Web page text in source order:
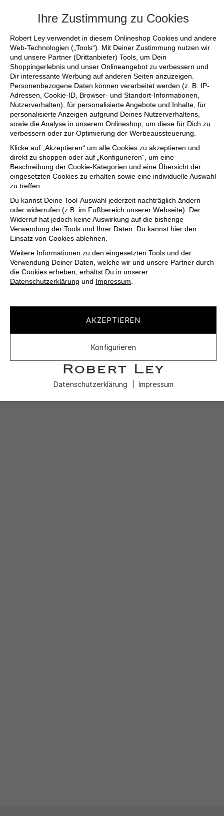
Ihre Zustimmung zu Cookies
Robert Ley verwendet in diesem Onlineshop Cookies und andere
Web-Technologien („Tools“). Mit Deiner Zustimmung nutzen wir
und unsere Partner (Drittanbieter) Tools, um Dein
Shoppingerlebnis und unser Onlineangebot zu verbessern und
Dir interessante Werbung auf anderen Seiten anzuzeigen.
Personenbezogene Daten können verarbeitet werden (z. B. IP-
Adressen, Cookie-ID, Browser- und Standort-Informationen,
Nutzerverhalten), für personalisierte Angebote und Inhalte, für
personalisierte Anzeigen aufgrund Deines Nutzerverhaltens,
sowie die Analyse in unserem Onlineshop, um diese für Dich zu
verbessern oder zur Optimierung der Werbeaussteuerung.
Klicke auf „Akzeptieren“ um alle Cookies zu akzeptieren und
direkt zu shoppen oder auf „Konfigurieren“, um eine
Beschreibung der Cookie-Kategorien und eine Übersicht der
eingesetzten Cookies zu erhalten sowie eine individuelle Auswahl
zu treffen.
Du kannst Deine Tool-Auswahl jederzeit nachträglich ändern
oder widerrufen (z.B. im Fußbereich unserer Webseite). Der
Widerruf hat jedoch keine Auswirkung auf die bisherige
Verwendung der Tools und Ihrer Daten. Du kannst hier den
Einsatz von Cookies ablehnen.
Weitere Informationen zu den eingesetzten Tools und der
Verwendung Deiner Daten, welche wir und unsere Partner durch
die Cookies erheben, erhältst Du in unserer
Datenschutzerklärung und Impressum.
AKZEPTIEREN
Konfigurieren
Datenschutzerklärung Impressum